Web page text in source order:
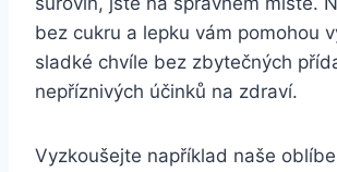
bez cukru a lepku vám pomohou
sladké chvíle bez‌ zbytečných⁢
nepříznivých účinků na​ zdraví.
Vyzkoušejte například naše